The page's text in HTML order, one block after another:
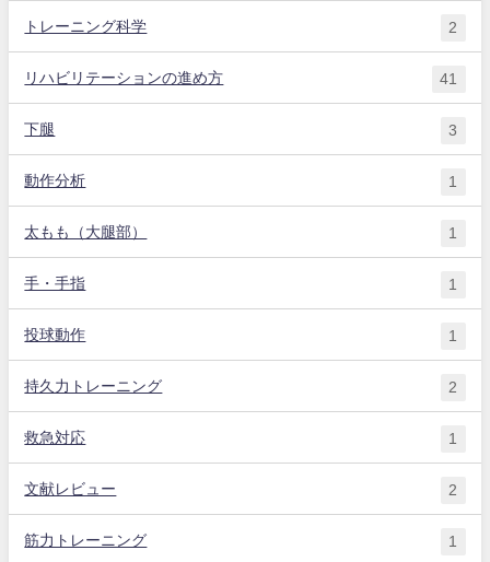
トレーニング科学 2
リハビリテーションの進め方 41
下腿 3
動作分析 1
太もも（大腿部） 1
手・手指 1
投球動作 1
持久力トレーニング 2
救急対応 1
文献レビュー 2
筋力トレーニング 1